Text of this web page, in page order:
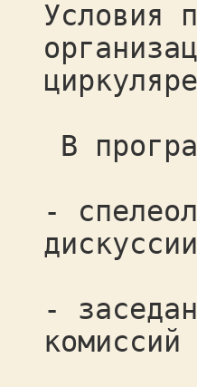
Условия
В
-
дискуссии
-
комиссий